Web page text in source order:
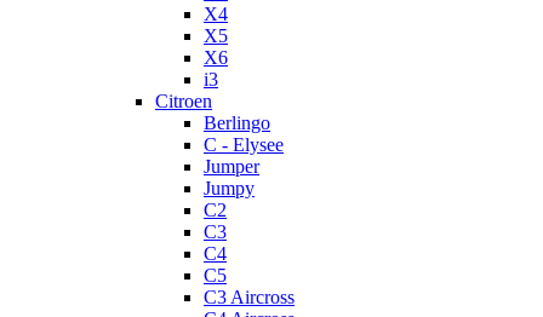
X4
X5
X6
i3
Citroen
Berlingo
C - Elysee
Jumper
Jumpy
C2
C3
C4
C5
C3 Aircross